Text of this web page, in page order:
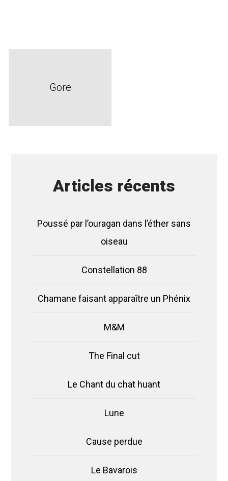
Gore
Articles récents
Poussé par l’ouragan dans l’éther sans
oiseau
Constellation 88
Chamane faisant apparaître un Phénix
M&M
The Final cut
Le Chant du chat huant
Lune
Cause perdue
Le Bavarois